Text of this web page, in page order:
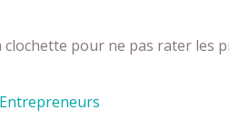
pour ne pas rater les